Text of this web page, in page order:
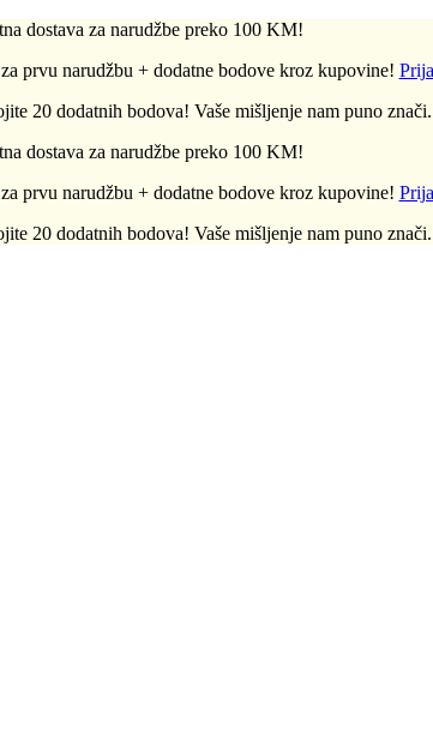
dostava za narudžbe preko 100 KM!
prvu narudžbu + dodatne bodove kroz kupovine!
20 dodatnih bodova! Vaše mišljenje nam puno znači.
dostava za narudžbe preko 100 KM!
prvu narudžbu + dodatne bodove kroz kupovine!
20 dodatnih bodova! Vaše mišljenje nam puno znači.